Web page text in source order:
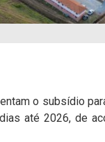
o subsídio
até 2026, de